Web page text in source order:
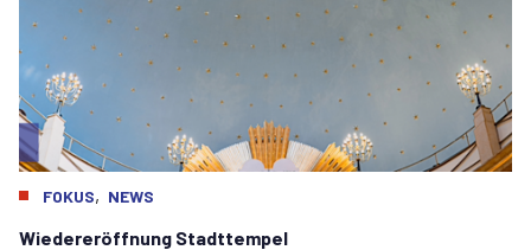
FOKUS, NEWS
Wiedereröffnung Stadttempel